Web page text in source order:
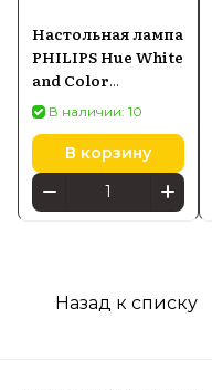
Настольная лампа
PHILIPS Hue White
and Color
Ambiance Bloom
белая 929002375901
В наличии: 10
В корзину
Назад к списку